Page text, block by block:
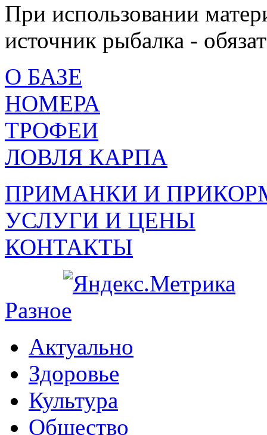
При использовании
источник рыбалка -
О БАЗЕ
НОМЕРА
ТРОФЕИ
ЛОВЛЯ КАРПА
ПРИМАНКИ И
УСЛУГИ И ЦЕНЫ
КОНТАКТЫ
Разное
Актуально
Здоровье
Культура
Общество